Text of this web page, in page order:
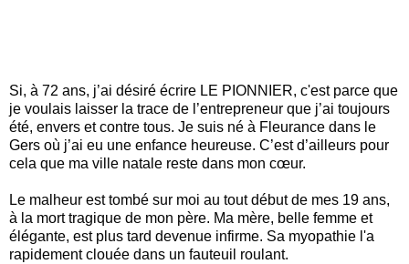
Si, à 72 ans, j’ai désiré écrire LE PIONNIER, c'est parce que
je voulais laisser la trace de l’entrepreneur que j’ai toujours
été, envers et contre tous. Je suis né à Fleurance dans le
Gers où j’ai eu une enfance heureuse. C’est d’ailleurs pour
cela que ma ville natale reste dans mon cœur.
Le malheur est tombé sur moi au tout début de mes 19 ans,
à la mort tragique de mon père. Ma mère, belle femme et
élégante, est plus tard devenue infirme. Sa myopathie l'a
rapidement clouée dans un fauteuil roulant.